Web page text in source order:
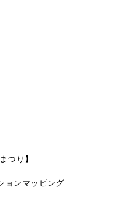
つり】
ョンマッピング